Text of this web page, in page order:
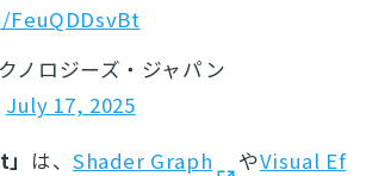
ノロジーズ・ジャパン
July 17, 2025
は、Shader Graph やVisual Ef